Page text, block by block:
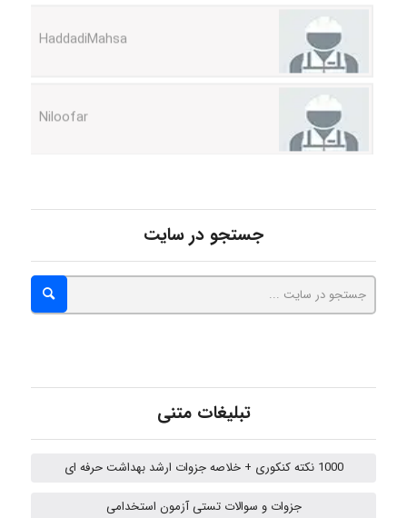
جستجو در سایت
تبلیغات متنی
1000 نکته کنکوری + خلاصه جزوات ارشد بهداشت حرفه ای
جزوات و سوالات تستی آزمون استخدامی